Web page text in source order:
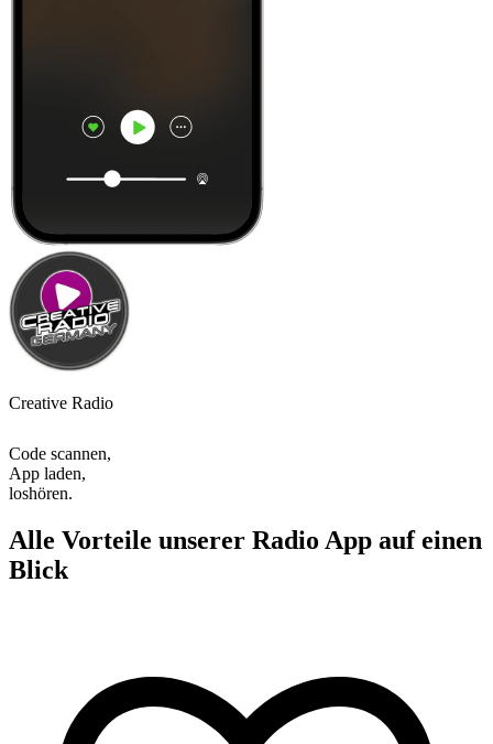
Creative Radio
Code scannen,
App laden,
loshören.
Alle Vorteile unserer Radio App auf einen
Blick